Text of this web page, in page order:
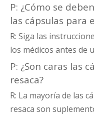
P: ¿Cómo se
las cápsulas para
R: Siga las
los médicos antes de
P: ¿Son caras las
resaca?
R: La mayoría de las
resaca son